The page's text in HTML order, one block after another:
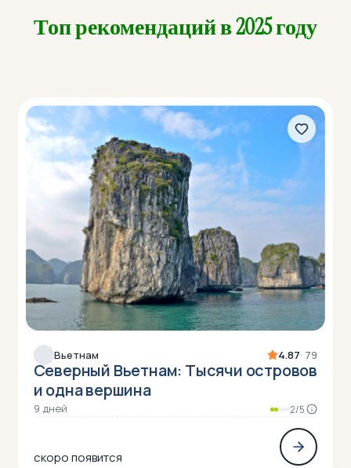
Топ рекомендаций в 2025 году
Вьетнам 4.87· 79
Северный Вьетнам: Тысячи островов
и одна вершина
9 дней 2/5
скоро появится